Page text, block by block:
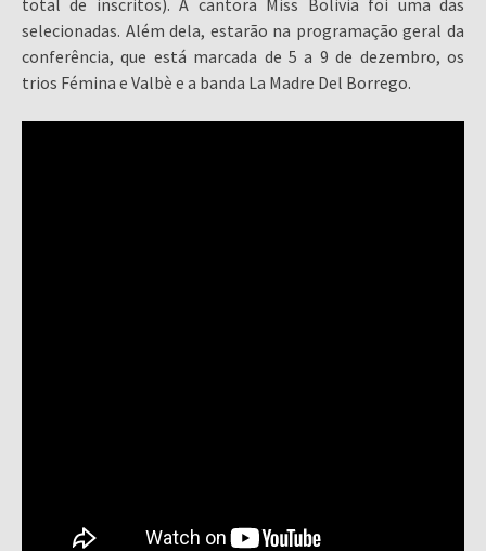
total de inscritos). A cantora Miss Bolivia foi uma das
selecionadas. Além dela, estarão na programação geral da
conferência, que está marcada de 5 a 9 de dezembro, os
trios Fémina e Valbè e a banda La Madre Del Borrego.